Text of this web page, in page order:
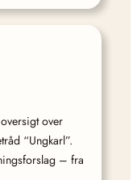
over
“Ungkarl”.
– fra